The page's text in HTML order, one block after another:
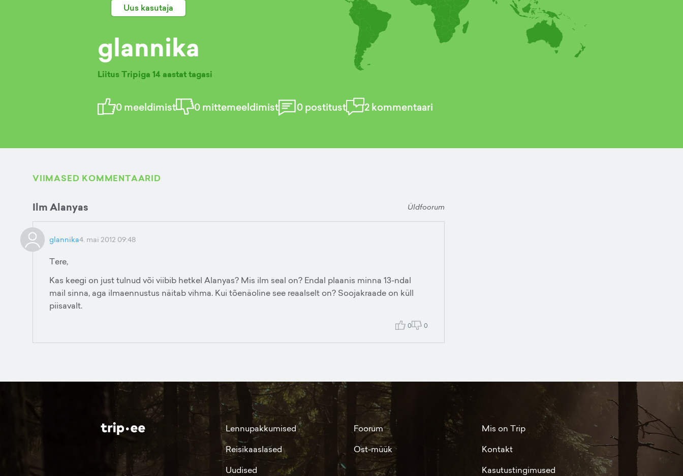
Uus kasutaja
glannika
Liitus Tripiga 14 aastat tagasi
0meeldimist 0mittemeeldimist 0postitust 2kommentaari
VIIMASED KOMMENTAARID
Ilm Alanyas Üldfoorum
glannika4. mai 2012 09:48
Tere,
Kas keegi on just tulnud või viibib hetkel Alanyas? Mis ilm seal on? Endal plaanis minna 13-ndal
mail sinna, aga ilmaennustus näitab vihma. Kui tõenäoline see reaalselt on? Soojakraade on küll
piisavalt.
0 0
Lennupakkumised
Reisikaaslased
Uudised
Foorum
Ost-müük
Mis on Trip
Kontakt
Kasutustingimused